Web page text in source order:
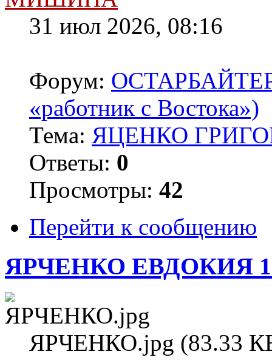
31 июл 2026, 08:16
Форум:
«работник с Востока»)
Тема: ЯЦЕНКО
Ответы: 0
Просмотры: 42
Перейти к сообщению
ЯРЧЕНКО ЕВДОКИЯ
ЯРЧЕНКО.jpg (83.33